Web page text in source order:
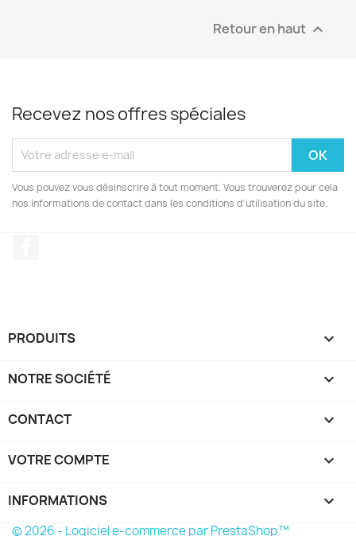
Retour en haut 
Recevez nos offres spéciales
Vous pouvez vous désinscrire à tout moment. Vous trouverez pour cela
nos informations de contact dans les conditions d'utilisation du site.
PRODUITS 
NOTRE SOCIÉTÉ 
CONTACT 
VOTRE COMPTE 
INFORMATIONS keyboard_arrow_down
© 2026 - Logiciel e-commerce par PrestaShop™